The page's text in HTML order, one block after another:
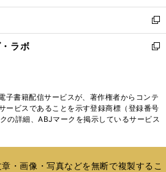
開
く
ウ
で
開
く
ン
ド
ウ
で
ウ
ィ
ン
ド
く
新
し
い
ド
ウ
で
ラボ
新
ィ
ン
ド
開
子書籍配信サービスが、著作権者からコンテ
ービスであることを示す登録商標（登録番号
の詳細、ABJマークを掲示しているサービス
・画像・写真などを無断で複製するこ